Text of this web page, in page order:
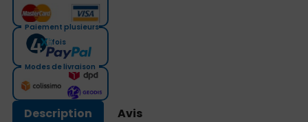
Paiement plusieurs
fois
Modes de livraison
Description Avis